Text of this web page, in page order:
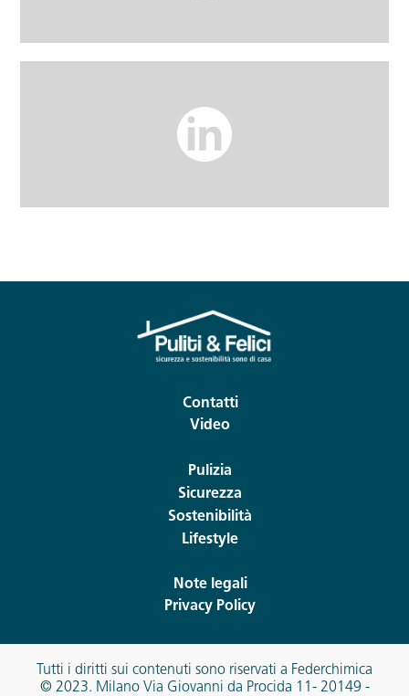
Contatti
Video
Pulizia
Sicurezza
Sostenibilità
Lifestyle
Note legali
Privacy Policy
Tutti i diritti sui contenuti sono riservati a Federchimica
© 2023. Milano Via Giovanni da Procida 11- 20149 -